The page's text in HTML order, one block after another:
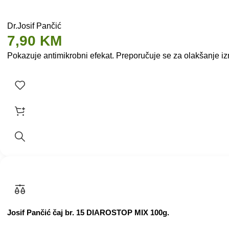
Dr.Josif Pančić
7,90 KM
Pokazuje antimikrobni efekat. Preporučuje se za olakšanje
Josif Pančić čaj br. 15 DIAROSTOP MIX 100g.